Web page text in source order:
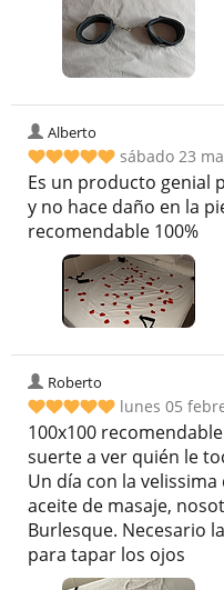
Alberto
sábado 23
Es un producto genial
y no hace daño en la
recomendable 100%
Roberto
lunes 05
100x100
suerte a ver quién le
Un día con la
aceite de masaje,
Burlesque. Necesario
para tapar los ojos